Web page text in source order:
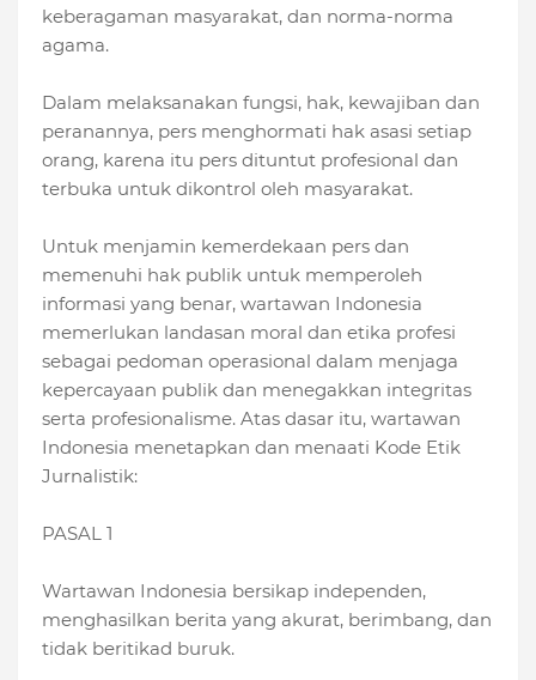
keberagaman masyarakat, dan norma-norma
agama.
Dalam melaksanakan fungsi, hak, kewajiban dan
peranannya, pers menghormati hak asasi setiap
orang, karena itu pers dituntut profesional dan
terbuka untuk dikontrol oleh masyarakat.
Untuk menjamin kemerdekaan pers dan
memenuhi hak publik untuk memperoleh
informasi yang benar, wartawan Indonesia
memerlukan landasan moral dan etika profesi
sebagai pedoman operasional dalam menjaga
kepercayaan publik dan menegakkan integritas
serta profesionalisme. Atas dasar itu, wartawan
Indonesia menetapkan dan menaati Kode Etik
Jurnalistik:
PASAL 1
Wartawan Indonesia bersikap independen,
menghasilkan berita yang akurat, berimbang, dan
tidak beritikad buruk.